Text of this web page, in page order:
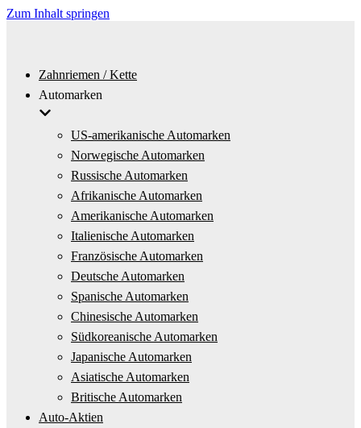
Zum Inhalt springen
Zahnriemen / Kette
Automarken
US-amerikanische Automarken
Norwegische Automarken
Russische Automarken
Afrikanische Automarken
Amerikanische Automarken
Italienische Automarken
Französische Automarken
Deutsche Automarken
Spanische Automarken
Chinesische Automarken
Südkoreanische Automarken
Japanische Automarken
Asiatische Automarken
Britische Automarken
Auto-Aktien